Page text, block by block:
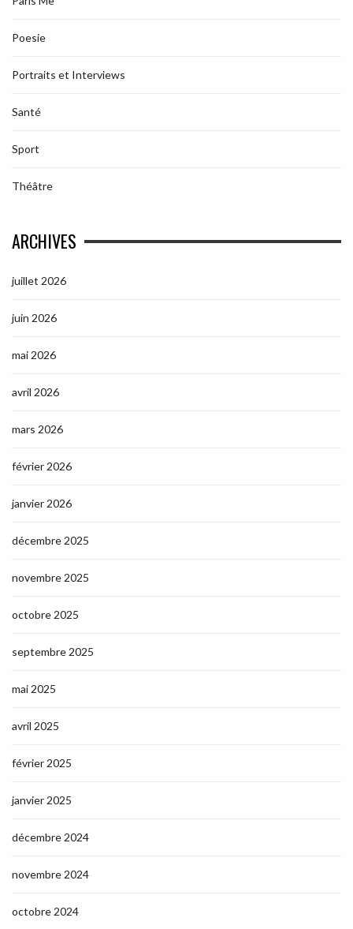
Poesie
Portraits et Interviews
Santé
Sport
Théâtre
ARCHIVES
juillet 2026
juin 2026
mai 2026
avril 2026
mars 2026
février 2026
janvier 2026
décembre 2025
novembre 2025
octobre 2025
septembre 2025
mai 2025
avril 2025
février 2025
janvier 2025
décembre 2024
novembre 2024
octobre 2024